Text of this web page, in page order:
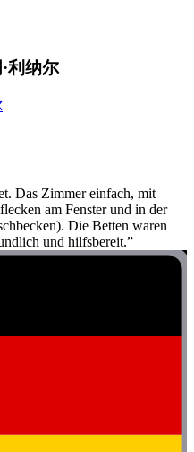
利纳尔
Das Zimmer einfach, mit
am Fenster und in der
Die Betten waren
und hilfsbereit.”